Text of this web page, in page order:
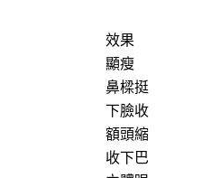
效果
顯瘦
鼻樑挺
下臉收
額頭縮
收下巴